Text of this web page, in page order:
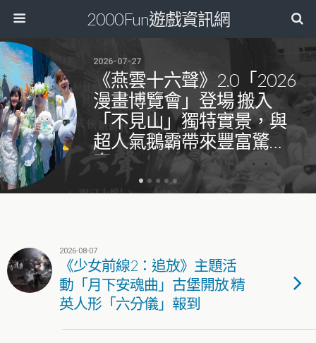
2000Fun遊戲資訊網
2026-07-27
《燕雲十六聲》2.0「2026
漫畫博覽會」登場 搬入
「不見山」獨特實景，與
超人氣鵝霸帶來豐富驚
喜！
2026-08-07
《少女前線2：追放》主題活
動「月下安魂曲」古堡開放 精
英人形「六分儀」報到